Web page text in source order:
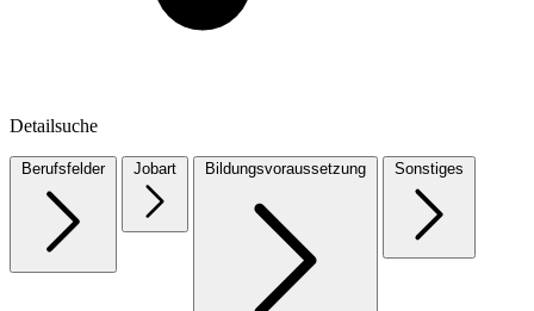
Detailsuche
Berufsfelder Jobart Bildungsvoraussetzung Sonstiges